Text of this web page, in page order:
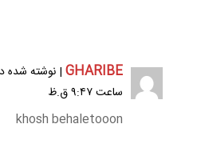
GHARIBE
ساعت ۹:۴۷ ق.ظ
khosh behaletooon